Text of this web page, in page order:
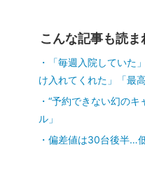
こんな記事も読
「毎週入院してい
け入れてくれた」「最
“予約できない幻の
ル」
偏差値は30台後半…